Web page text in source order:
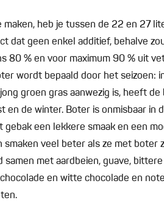
heb je tussen de 22 en 27
dat geen enkel additief, behalve
80 % en voor maximum 90 % uit
wordt bepaald door het seizoen:
groen gras aanwezig is, heeft
en de winter. Boter is onmisbaar in
gebak een lekkere smaak en een
smaken veel beter als ze met boter
samen met aardbeien, guave, bittere
en witte chocolade en